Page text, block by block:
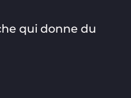
qui donne du